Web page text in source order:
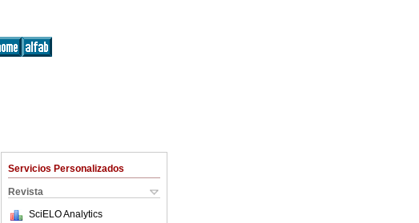
Servicios Personalizados
Revista
SciELO Analytics